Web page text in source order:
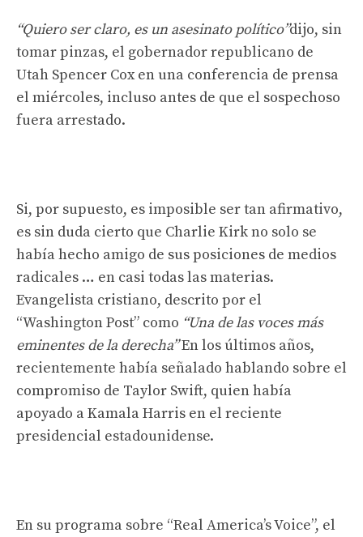
“Quiero ser claro, es un asesinato político”dijo, sin
tomar pinzas, el gobernador republicano de
Utah Spencer Cox en una conferencia de prensa
el miércoles, incluso antes de que el sospechoso
fuera arrestado.
Si, por supuesto, es imposible ser tan afirmativo,
es sin duda cierto que Charlie Kirk no solo se
había hecho amigo de sus posiciones de medios
radicales … en casi todas las materias.
Evangelista cristiano, descrito por el
“Washington Post” como “Una de las voces más
eminentes de la derecha”En los últimos años,
recientemente había señalado hablando sobre el
compromiso de Taylor Swift, quien había
apoyado a Kamala Harris en el reciente
presidencial estadounidense.
En su programa sobre “Real America’s Voice”, el